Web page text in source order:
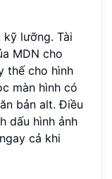
lưỡng. Tài
MDN cho
thế cho hình
màn hình có
bản alt. Điều
dấu hình ảnh
cả khi